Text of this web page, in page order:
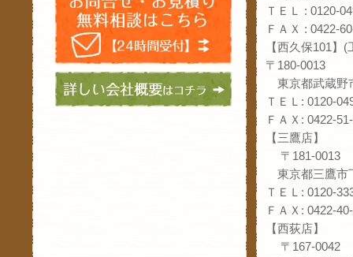
ＴＥＬ : 0120-
ＦＡＸ : 0422-
【西久保101】
〒180-0013
東京都武蔵野
ＴＥＬ: 0120-
ＦＡＸ: 0422-
【三鷹店】
〒181-0013
東京都三鷹市
ＴＥＬ: 0120-
ＦＡＸ: 0422-
【西荻店】
〒167-0042